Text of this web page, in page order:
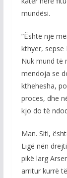
mundësi.
“Është një
kthyer, sepse
Nuk mund të
mendoja se
kthehesha,
proces, dhe
kjo do të
Man. Siti,
Ligë nën
pikë larg
arritur kurrë